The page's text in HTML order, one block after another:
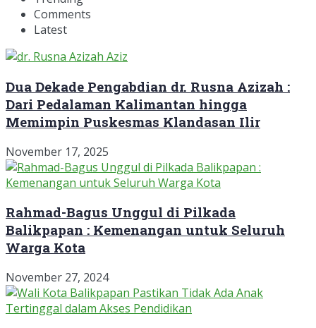
Comments
Latest
Dua Dekade Pengabdian dr. Rusna Azizah :
Dari Pedalaman Kalimantan hingga
Memimpin Puskesmas Klandasan Ilir
November 17, 2025
Rahmad-Bagus Unggul di Pilkada
Balikpapan : Kemenangan untuk Seluruh
Warga Kota
November 27, 2024